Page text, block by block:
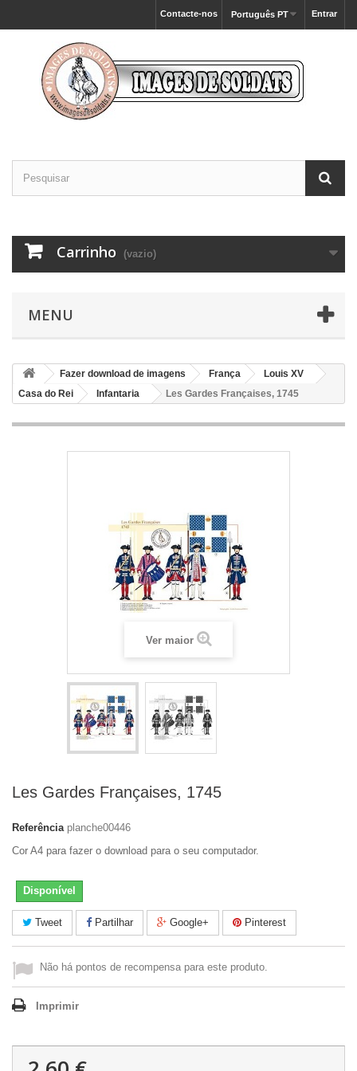
Entrar
Português PT
Contacte-nos
Carrinho (vazio)
MENU
Fazer download de imagens França
Louis XV
Casa do Rei
Infantaria Les Gardes Françaises, 1745
Ver maior
Les Gardes Françaises, 1745
Referência planche00446
Cor A4 para fazer o download para o seu computador.
Disponível
Tweet Partilhar Google+ Pinterest
Não há pontos de recompensa para este produto.
Imprimir